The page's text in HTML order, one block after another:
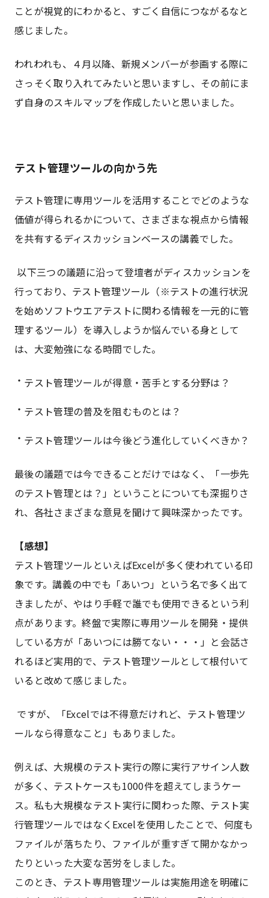
ことが視覚的にわかると、すごく自信につながるなと
感じました。
われわれも、４月以降、新規メンバーが参画する際に
さっそく取り入れてみたいと思いますし、その前にま
ず自身のスキルマップを作成したいと思いました。
テスト管理ツールの向かう先
テスト管理に専用ツールを活用することでどのような
価値が得られるかについて、さまざまな視点から情報
を共有するディスカッションベースの講義でした。
以下三つの議題に沿って登壇者がディスカッションを
行っており、テスト管理ツール（※テストの進行状況
を始めソフトウエアテストに関わる情報を一元的に管
理するツール）を導入しようか悩んでいる身として
は、大変勉強になる時間でした。
テスト管理ツールが得意・苦手とする分野は？
テスト管理の普及を阻むものとは？
テスト管理ツールは今後どう進化していくべきか？
最後の議題では今できることだけではなく、「一歩先
のテスト管理とは？」ということについても深掘りさ
れ、各社さまざまな意見を聞けて興味深かったです。
【感想】
テスト管理ツールといえばExcelが多く使われている印
象です。講義の中でも「あいつ」という名で多く出て
きましたが、やはり手軽で誰でも使用できるという利
点があります。終盤で実際に専用ツールを開発・提供
している方が「あいつには勝てない・・・」と会話さ
れるほど実用的で、テスト管理ツールとして根付いて
いると改めて感じました。
ですが、「Excelでは不得意だけれど、テスト管理ツ
ールなら得意なこと」もありました。
例えば、大規模のテスト実行の際に実行アサイン人数
が多く、テストケースも1000件を超えてしまうケー
ス。私も大規模なテスト実行に関わった際、テスト実
行管理ツールではなくExcelを使用したことで、何度も
ファイルが落ちたり、ファイルが重すぎて開かなかっ
たりといった大変な苦労をしました。
このとき、テスト専用管理ツールは実施用途を明確に